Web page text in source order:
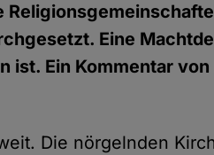
Eine
ist. Ein Kommentar
Die nörgelnden